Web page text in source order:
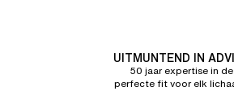
UITMUNTEND IN
50 jaar expertise in de
perfecte fit voor elk